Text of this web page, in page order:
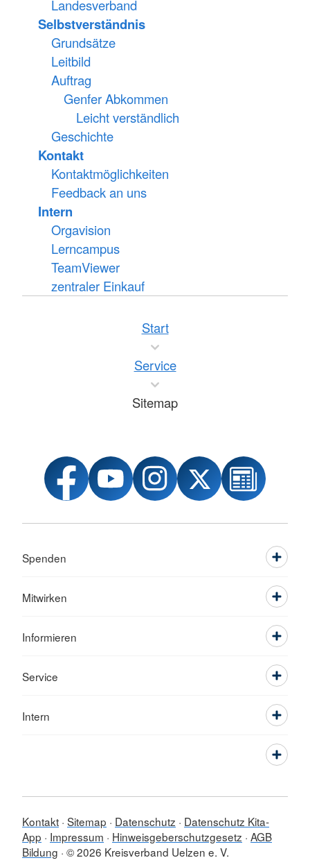
Landesverband
Selbstverständnis
Grundsätze
Leitbild
Auftrag
Genfer Abkommen
Leicht verständlich
Geschichte
Kontakt
Kontaktmöglichkeiten
Feedback an uns
Intern
Orgavision
Lerncampus
TeamViewer
zentraler Einkauf
Start
Service
Sitemap
Spenden
Mitwirken
Informieren
Service
Intern
Kontakt Sitemap Datenschutz
Datenschutz Kita-
App
Impressum Hinweisgeberschutzgesetz AGB
Bildung © 2026 Kreisverband Uelzen e. V.